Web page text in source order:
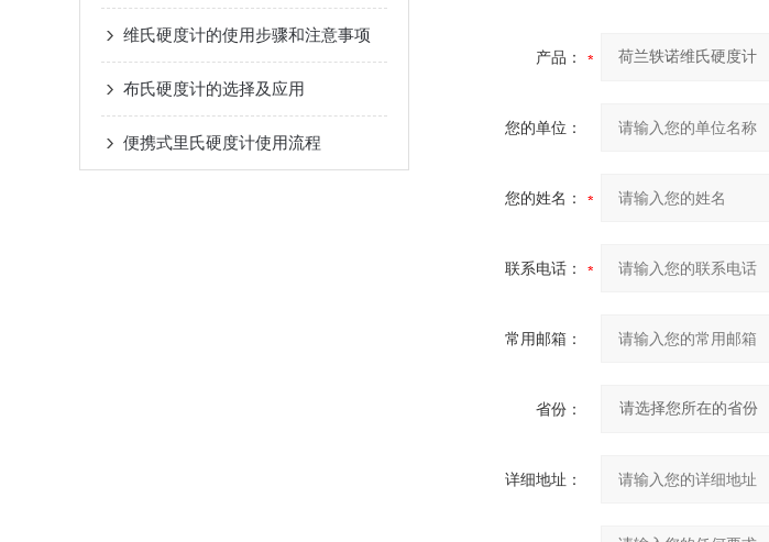
维氏硬度计的使用步骤和注意事项
布氏硬度计的选择及应用
便携式里氏硬度计使用流程
产品：
您的单位：
您的姓名：
联系电话：
常用邮箱：
省份：
详细地址：